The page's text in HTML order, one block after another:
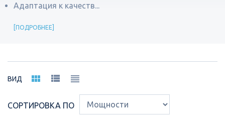
Адаптация к качеств...
ПОДРОБНЕЕ
ВИД
СОРТИРОВКА ПО